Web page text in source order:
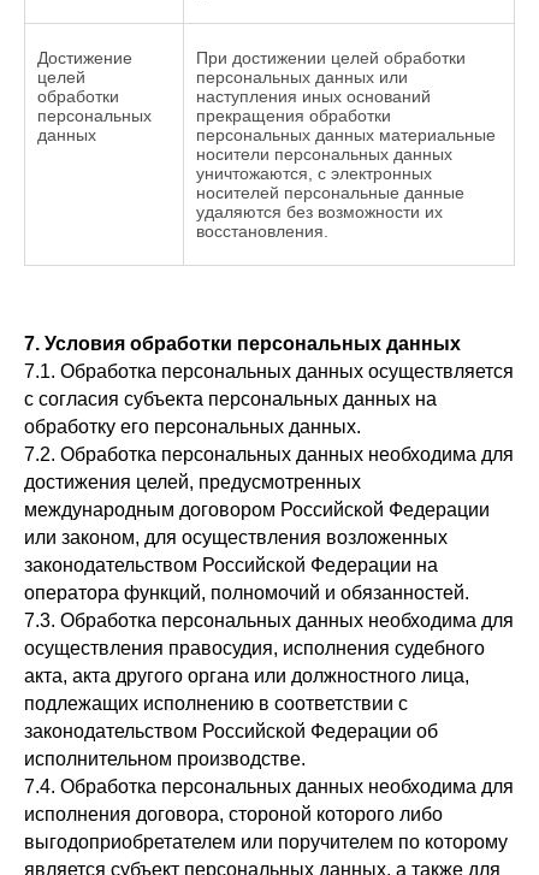
Достижение
целей
обработки
персональных
данных
При достижении целей обработки
персональных данных или
наступления иных оснований
прекращения обработки
персональных данных материальные
носители персональных данных
уничтожаются, с электронных
носителей персональные данные
удаляются без возможности их
восстановления.
7. Условия обработки персональных данных
7.1. Обработка персональных данных осуществляется
с согласия субъекта персональных данных на
обработку его персональных данных.
7.2. Обработка персональных данных необходима для
достижения целей, предусмотренных
международным договором Российской Федерации
или законом, для осуществления возложенных
законодательством Российской Федерации на
оператора функций, полномочий и обязанностей.
7.3. Обработка персональных данных необходима для
осуществления правосудия, исполнения судебного
акта, акта другого органа или должностного лица,
подлежащих исполнению в соответствии с
законодательством Российской Федерации об
исполнительном производстве.
7.4. Обработка персональных данных необходима для
исполнения договора, стороной которого либо
выгодоприобретателем или поручителем по которому
является субъект персональных данных, а также для